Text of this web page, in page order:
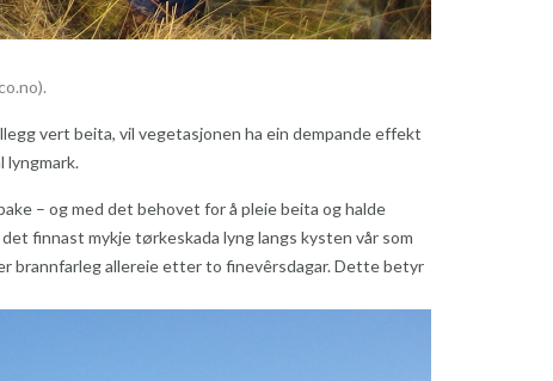
vert beita, vil vegetasjonen ha ein dempande effekt
lyngmark.
– og med det behovet for å pleie beita og halde
finnast mykje tørkeskada lyng langs kysten vår som
brannfarleg allereie etter to finevêrsdagar. Dette betyr